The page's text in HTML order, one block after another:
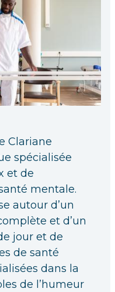
Clariane
spécialisée
et de
mentale.
autour d’un
et d’un
jour et de
de santé
dans la
de l’humeur